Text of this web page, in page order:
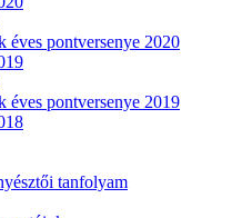
éves pontversenye 2020
éves pontversenye 2019
tanfolyam